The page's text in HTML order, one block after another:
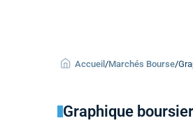
Accueil /Marchés Bourse/
Graphique